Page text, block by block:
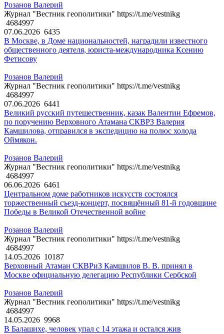
Розанов Валерий
Журнал "Вестник геополитики" https://t.me/vestnikg
4684997
07.06.2026 6435
В Москве, в Доме национальностей, наградили известного
общественного деятеля, юриста-международника Ксению
Фетисову
Розанов Валерий
Журнал "Вестник геополитики" https://t.me/vestnikg
4684997
07.06.2026 6441
Великий русский путешественник, казак Валентин Ефремов,
по поручению Верховного Атамана СКВРЗ Валерия
Камшилова, отправился в экспедицию на полюс холода
Оймякон.
Розанов Валерий
Журнал "Вестник геополитики" https://t.me/vestnikg
4684997
06.06.2026 6461
Центральном доме работников искусств состоялся
торжественный съезд-концерт, посвящённый 81-й годовщине
Победы в Великой Отечественной войне
Розанов Валерий
Журнал "Вестник геополитики" https://t.me/vestnikg
4684997
14.05.2026 10187
Верховный Атаман СКВРиЗ Камшилов В. В. принял в
Москве официальную делегацию Республики Сербской
Розанов Валерий
Журнал "Вестник геополитики" https://t.me/vestnikg
4684997
14.05.2026 9968
В Балашихе, человек упал с 14 этажа и остался жив